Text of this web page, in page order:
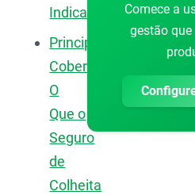
Indicado?
Principais
Coberturas:
O
Que o
Seguro
de
Colheita
Comece a
gestão